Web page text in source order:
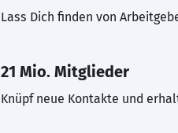
Lass Dich finden von
21 Mio. Mitglieder
Knüpf neue Kontakte und